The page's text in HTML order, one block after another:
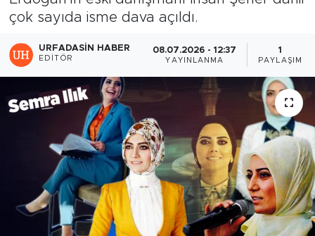
çok sayıda isme dava açıldı.
URFADASIN HABER
EDITÖR
08.07.2026 - 12:37
YAYINLANMA
1
PAYLAŞIM